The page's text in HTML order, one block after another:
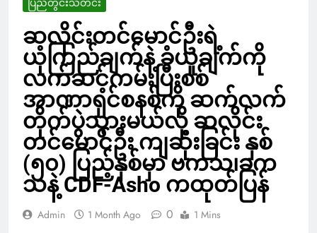
ပြည်တွင်းသတင်း
ဆလိုင်းတင်မောင်ဦးရဲ့
ယုံကြည်ချက်နဲ့ ခံယူချက်ကို
လက်ဆင့်ကမ်းပြီးစစ်
အာဏာရှင်စနစ်ကို ဆက်လက်
တိုက်ပွဲသွားမယ်လို့ ဆလိုင်း
တင်မောင်ဦး ကျဆုံးခြင်း နှစ်
(၅၀) ပြည့်နှစ်မှာ ဗကသ၊ခက
သနဲ့ CDF-Asho ကထုတ်ပြန်
Admin 1 Month Ago 0 1 Mins